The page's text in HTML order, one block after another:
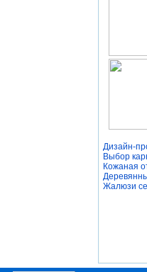
Дизайн-
Выбор
Кожаная
Жалюзи